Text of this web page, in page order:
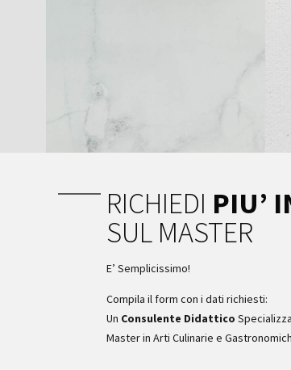
RICHIEDI PIU’
SUL MASTER
E’ Semplicissimo!
Compila il form con i dati richiesti:
Un Consulente Didattico
Master in Arti Culinarie e